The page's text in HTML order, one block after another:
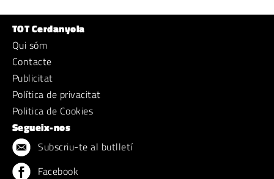
TOT Cerdanyola
Qui sóm
Contacte
Publicitat
Política de privacitat
Politica de Cookies
Segueix-nos
Subscriu-te al butlletí
Facebook